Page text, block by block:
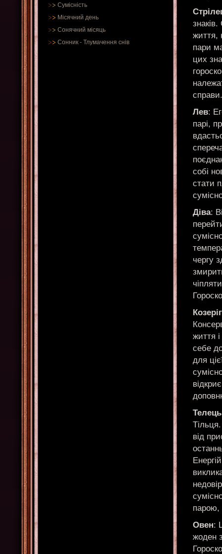
Сумісність
Місячний день
Сонячний місяць
Сонник - Тлумачення снів
життя,
пари
цих
справи.
Лев:
парі,
собі
стати
Діва:
чергу
Козеріг
життя
себе
для
Телець
від
парою,
Овен:
жоден